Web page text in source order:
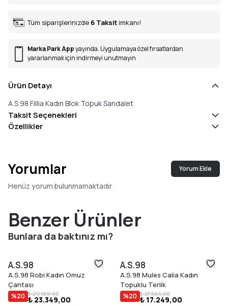
Tüm siparişlerinizde 6 Taksit imkanı!
Marka Park Appyayında. Uygulamaya özel fırsatlardan
yararlanmak için indirmeyi unutmayın
Ürün Detayı
A.S.98 Fillia Kadın Blok Topuk Sandalet
Taksit Seçenekleri
Özellikler
Yorumlar Yorum Ekle
Henüz yorum bulunmamaktadır
Benzer Ürünler
Bunlara da baktınız mı?
A.S.98
A.S.98 Robi Kadın Omuz
Çantası
%20 ₺ 29.189,00
₺ 23.349,00
A.S.98
A.S.98 Mules Calia Kadın
Topuklu Terlik
%20 ₺ 21.565,00
₺ 17.249,00